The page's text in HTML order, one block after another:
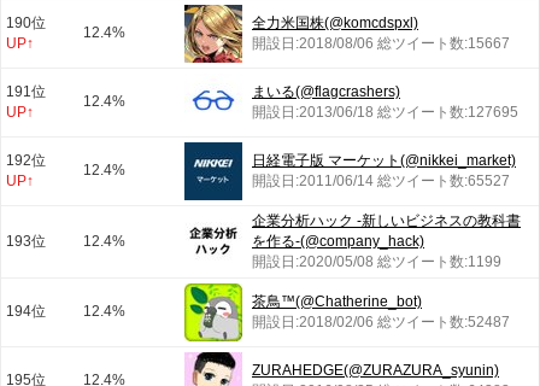
190位
UP↑
12.4%
全力米国株(@komcdspxl)
開設日:2018/08/06 総ツイート数:15667
191位
UP↑
12.4%
まいる(@flagcrashers)
開設日:2013/06/18 総ツイート数:127695
192位
UP↑
12.4%
日経電子版 マーケット(@nikkei_market)
開設日:2011/06/14 総ツイート数:65527
193位 12.4%
企業分析ハック -新しいビジネスの教科書
を作る-(@company_hack)
開設日:2020/05/08 総ツイート数:1199
194位 12.4%
茶鳥™(@Chatherine_bot)
開設日:2018/02/06 総ツイート数:52487
195位 12.4%
ZURAHEDGE(@ZURAZURA_syunin)